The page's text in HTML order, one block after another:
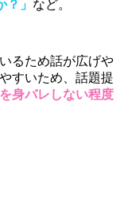
」 など。
るため話が広げや
すいため、話題提
身バレしない程度